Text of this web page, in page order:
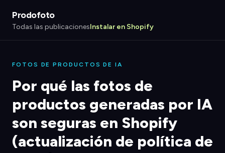
Prodofoto
Todas las publicacionesInstalar en Shopify
FOTOS DE PRODUCTOS DE IA
Por qué las fotos de
productos generadas por IA
son seguras en Shopify
(actualización de política de